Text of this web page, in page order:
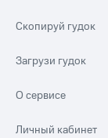
Скопируй гудок
Загрузи гудок
О сервисе
Личный кабинет